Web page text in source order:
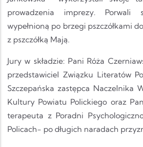
prowadzenia imprezy. Porwali
wypełnioną po brzegi pszczółkami
z pszczółką Mają.
Jury w składzie: Pani Róża
przedstawiciel Związku Literatów
Szczepańska zastępca Naczelnika
Kultury Powiatu Polickiego oraz
terapeuta z Poradni
Policach- po długich naradach